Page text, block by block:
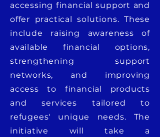
accessing financial support and
offer practical solutions. These
include raising awareness of
available financial options,
strengthening support
networks, and improving
access to financial products
and services tailored to
refugees' unique needs. The
initiative will take a